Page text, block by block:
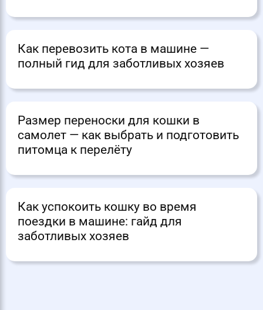
Как перевозить кота в машине —
полный гид для заботливых хозяев
Размер переноски для кошки в
самолет — как выбрать и подготовить
питомца к перелёту
Как успокоить кошку во время
поездки в машине: гайд для
заботливых хозяев